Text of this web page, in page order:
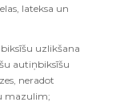
lateksa un
uzlikšana
autiņbiksīšu
neradot
mazulim;